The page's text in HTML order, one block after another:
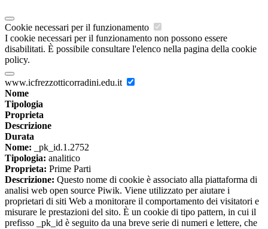
Cookie necessari per il funzionamento
I cookie necessari per il funzionamento non possono essere
disabilitati. È possibile consultare l'elenco nella pagina della cookie
policy.
www.icfrezzotticorradini.edu.it
Nome
Tipologia
Proprieta
Descrizione
Durata
Nome: _pk_id.1.2752
Tipologia: analitico
Proprieta: Prime Parti
Descrizione: Questo nome di cookie è associato alla piattaforma di
analisi web open source Piwik. Viene utilizzato per aiutare i
proprietari di siti Web a monitorare il comportamento dei visitatori e
misurare le prestazioni del sito. È un cookie di tipo pattern, in cui il
prefisso _pk_id è seguito da una breve serie di numeri e lettere, che